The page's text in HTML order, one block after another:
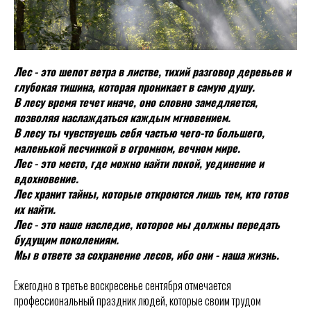
Лес - это шепот ветра в листве, тихий разговор деревьев и
глубокая тишина, которая проникает в самую душу.
В лесу время течет иначе, оно словно замедляется,
позволяя наслаждаться каждым мгновением.
В лесу ты чувствуешь себя частью чего-то большего,
маленькой песчинкой в огромном, вечном мире.
Лес - это место, где можно найти покой, уединение и
вдохновение.
Лес хранит тайны, которые откроются лишь тем, кто готов
их найти.
Лес - это наше наследие, которое мы должны передать
будущим поколениям.
Мы в ответе за сохранение лесов, ибо они - наша жизнь.
Ежегодно в третье воскресенье сентября отмечается
профессиональный праздник людей, которые своим трудом